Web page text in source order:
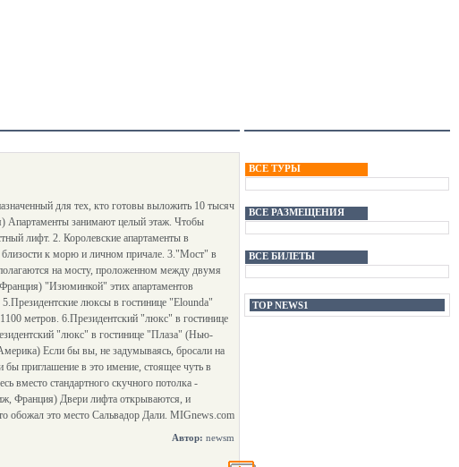
для тех, кто готовы выложить 10 тысяч
Апартаменты занимают целый этаж. Чтобы
лифт. 2. Королевские апартаменты в
к морю и личном причале. 3."Мост" в
на мосту, проложенном между двумя
"Изюминкой" этих апартаментов
люксы в гостинице "Elounda"
метров. 6.Президентский "люкс" в гостинице
"люкс" в гостинице "Плаза" (Нью-
Если бы вы, не задумываясь, бросали на
приглашение в это имение, стоящее чуть в
вместо стандартного скучного потолка -
Франция) Двери лифта открываются, и
обожал это место Сальвадор Дали. MIGnews.com
Автор: newsm
ВСЕ ТУРЫ
ВСЕ РАЗМЕЩЕНИЯ
ВСЕ БИЛЕТЫ
TOP NEWS1